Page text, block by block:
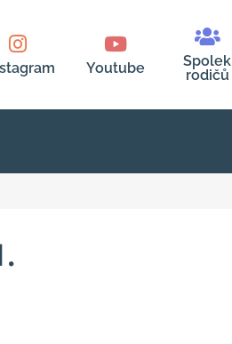
Youtube
Spolek
rodičů